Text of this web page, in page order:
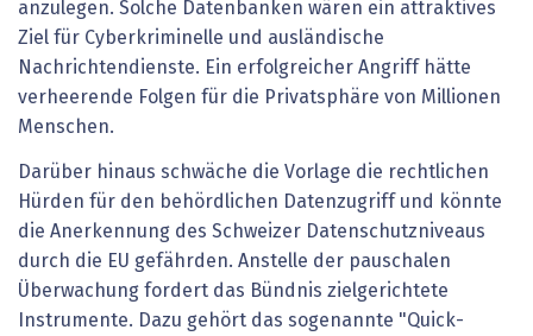
anzulegen. Solche Datenbanken wären ein attraktives
Ziel für Cyberkriminelle und ausländische
Nachrichtendienste. Ein erfolgreicher Angriff hätte
verheerende Folgen für die Privatsphäre von Millionen
Menschen.
Darüber hinaus schwäche die Vorlage die rechtlichen
Hürden für den behördlichen Datenzugriff und könnte
die Anerkennung des Schweizer Datenschutzniveaus
durch die EU gefährden. Anstelle der pauschalen
Überwachung fordert das Bündnis zielgerichtete
Instrumente. Dazu gehört das sogenannte "Quick-